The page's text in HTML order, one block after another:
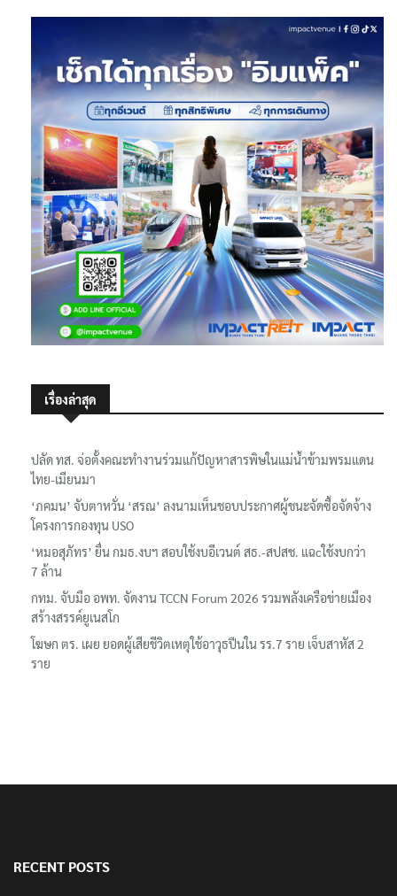
เรื่องล่าสุด
ปลัด ทส. จ่อตั้งคณะทำงานร่วมแก้ปัญหาสารพิษในแม่น้ำข้ามพรมแดน
ไทย-เมียนมา
‘ภคมน’ จับตาหวั่น ‘สรณ’ ลงนามเห็นชอบประกาศผู้ชนะจัดซื้อจัดจ้าง
โครงการกองทุน USO
‘หมอสุภัทร’ ยื่น กมธ.งบฯ สอบใช้งบอีเวนต์ สธ.-สปสช. แฉcใช้งบกว่า
7 ล้าน
กทม. จับมือ อพท. จัดงาน TCCN Forum 2026 รวมพลังเครือข่ายเมือง
สร้างสรรค์ยูเนสโก
โฆษก ตร. เผย ยอดผู้เสียชีวิตเหตุใช้อาวุธปืนใน รร.7 ราย เจ็บสาหัส 2
ราย
RECENT POSTS